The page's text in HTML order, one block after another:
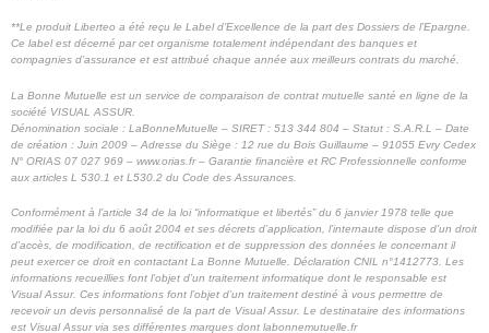
**Le produit Liberteo a été reçu le Label d’Excellence de la part des Dossiers de l’Epargne.
Ce label est décerné par cet organisme totalement indépendant des banques et
compagnies d’assurance et est attribué chaque année aux meilleurs contrats du marché.
La Bonne Mutuelle est un service de comparaison de contrat mutuelle santé en ligne de la
société VISUAL ASSUR.
Dénomination sociale : LaBonneMutuelle – SIRET : 513 344 804 – Statut : S.A.R.L – Date
de création : Juin 2009 – Adresse du Siège : 12 rue du Bois Guillaume – 91055 Evry Cedex
N° ORIAS 07 027 969 – www.orias.fr – Garantie financière et RC Professionnelle conforme
aux articles L 530.1 et L530.2 du Code des Assurances.
Conformément à l’article 34 de la loi “informatique et libertés” du 6 janvier 1978 telle que
modifiée par la loi du 6 août 2004 et ses décrets d’application, l’internaute dispose d’un droit
d’accès, de modification, de rectification et de suppression des données le concernant il
peut exercer ce droit en contactant La Bonne Mutuelle. Déclaration CNIL n°1412773. Les
informations recueillies font l’objet d’un traitement informatique dont le responsable est
Visual Assur. Ces informations font l’objet d’un traitement destiné à vous permettre de
recevoir un devis personnalisé de la part de Visual Assur. Le destinataire des informations
est Visual Assur via ses différentes marques dont labonnemutuelle.fr